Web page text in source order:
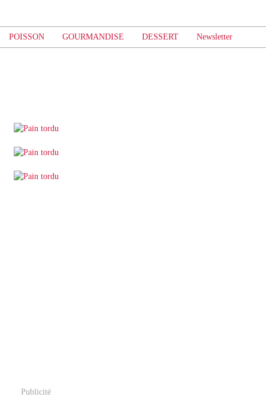
POISSON GOURMANDISE DESSERT Newsletter
Publicité